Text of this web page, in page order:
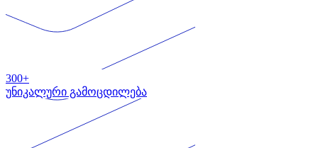
300+
უნიკალური გამოცდილება